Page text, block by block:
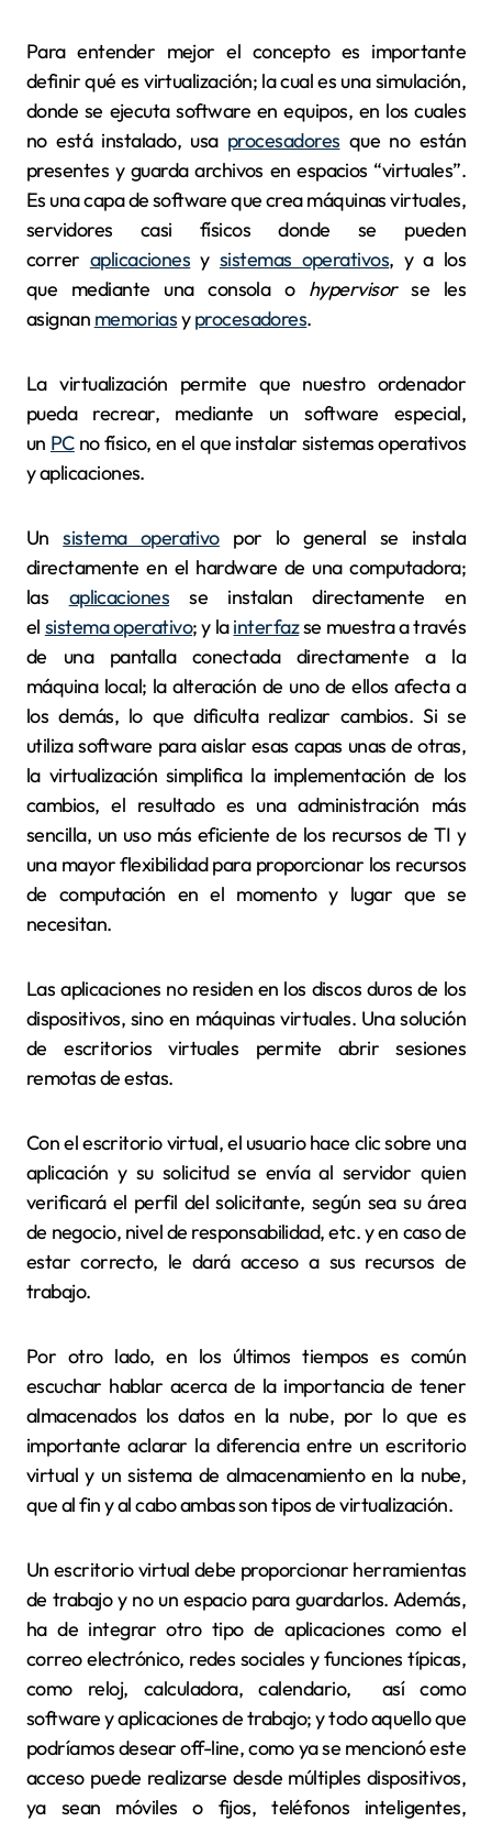
Para entender mejor el concepto es importante
definir qué es virtualización; la cual es una simulación,
donde se ejecuta software en equipos, en los cuales
no está instalado, usa procesadores que no están
presentes y guarda archivos en espacios “virtuales”.
Es una capa de software que crea máquinas virtuales,
servidores casi físicos donde se pueden
correr aplicaciones y sistemas operativos, y a los
que mediante una consola o hypervisorse les
asignan memoriasyprocesadores.
La virtualización permite que nuestro ordenador
pueda recrear, mediante un software especial,
un PCno físico, en el que instalar sistemas operativos
y aplicaciones.
Unsistema operativopor lo general se instala
directamente en el hardware de una computadora;
las aplicaciones se instalan directamente en
el sistema operativo; y lainterfazse muestra a través
de una pantalla conectada directamente a la
máquina local; la alteración de uno de ellos afecta a
los demás, lo que dificulta realizar cambios. Si se
utiliza software para aislar esas capas unas de otras,
la virtualización simplifica la implementación de los
cambios, el resultado es una administración más
sencilla, un uso más eficiente de los recursos de TI y
una mayor flexibilidad para proporcionar los recursos
de computación en el momento y lugar que se
necesitan.
Las aplicaciones no residen en los discos duros de los
dispositivos, sino en máquinas virtuales. Una solución
de escritorios virtuales permite abrir sesiones
remotas de estas.
Con el escritorio virtual, el usuario hace clic sobre una
aplicación y su solicitud se envía al servidor quien
verificará el perfil del solicitante, según sea su área
de negocio, nivel de responsabilidad, etc. y en caso de
estar correcto, le dará acceso a sus recursos de
trabajo.
Por otro lado, en los últimos tiempos es común
escuchar hablar acerca de la importancia de tener
almacenados los datos en la nube, por lo que es
importante aclarar la diferencia entre un escritorio
virtual y un sistema de almacenamiento en la nube,
que al fin y al cabo ambas son tipos de virtualización.
Un escritorio virtual debe proporcionar herramientas
de trabajo y no un espacio para guardarlos. Además,
ha de integrar otro tipo de aplicaciones como el
correo electrónico, redes sociales y funciones típicas,
como reloj, calculadora, calendario, así como
software y aplicaciones de trabajo; y todo aquello que
podríamos desear off-line, como ya se mencionó este
acceso puede realizarse desde múltiples dispositivos,
ya sean móviles o fijos, teléfonos inteligentes,